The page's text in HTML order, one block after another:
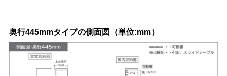
奥行445mmタイプの側面図（単位:mm）